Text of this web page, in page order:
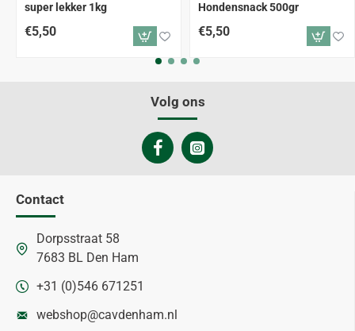
super lekker 1kg
€5,50
Hondensnack 500gr
€5,50
Volg ons
Contact
Dorpsstraat 58
7683 BL Den Ham
+31 (0)546 671251
webshop@cavdenham.nl